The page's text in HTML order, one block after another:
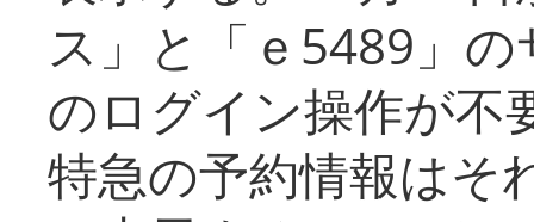
ス」と「ｅ5489」
のログイン操作が不
特急の予約情報はそ